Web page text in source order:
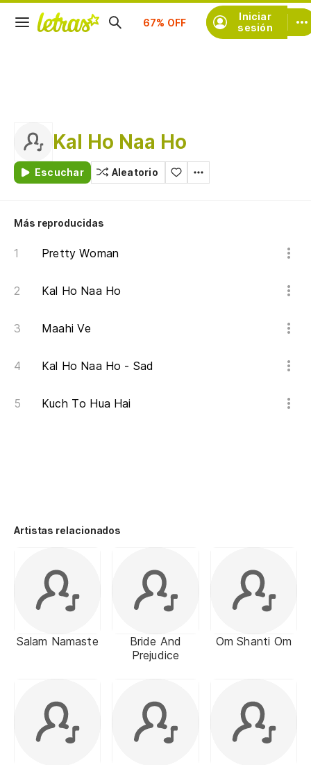
Iniciar
sesión
Suscríbete
Kal Ho Naa Ho
Escuchar Aleatorio
Más reproducidas
Pretty Woman
Kal Ho Naa Ho
Maahi Ve
Kal Ho Naa Ho - Sad
Kuch To Hua Hai
Artistas relacionados
Salam Namaste
Bride And
Prejudice
Om Shanti Om